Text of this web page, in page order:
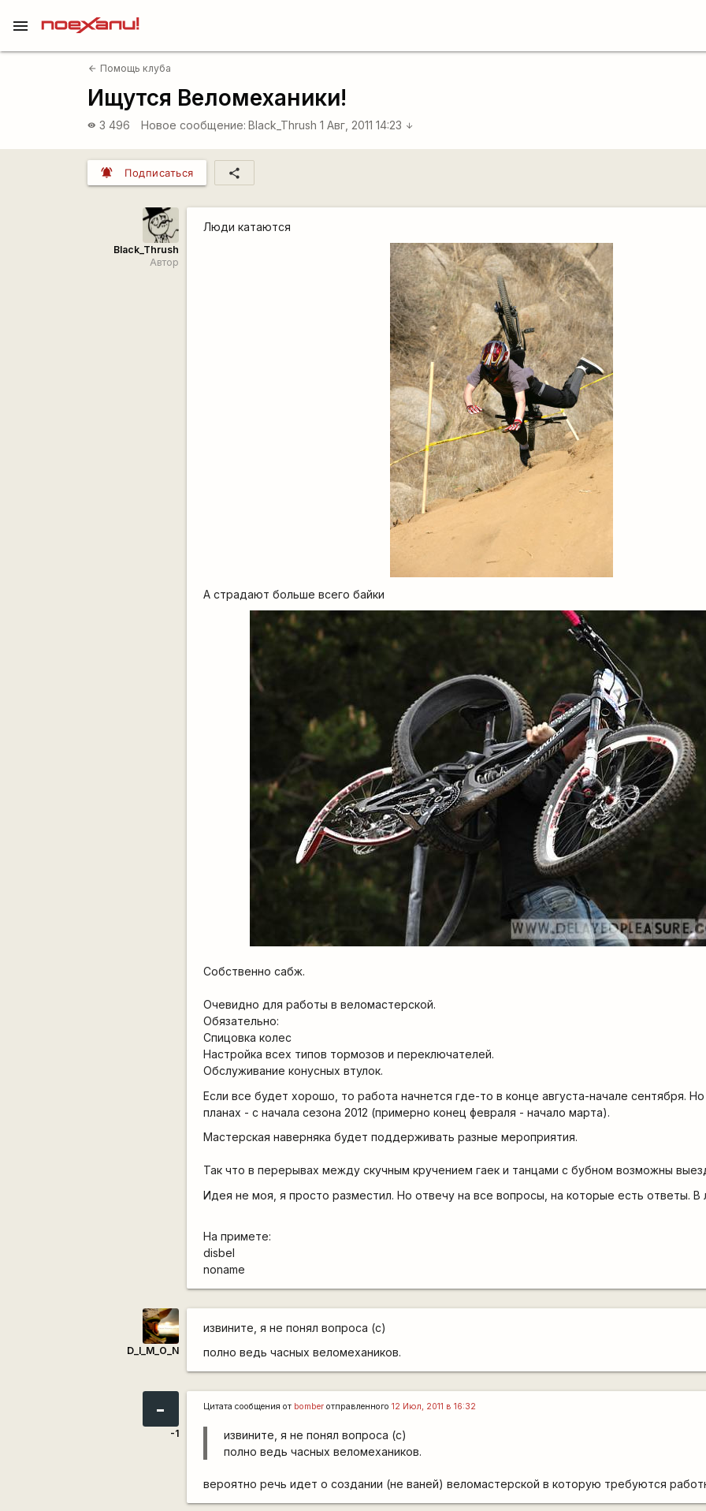
menu
arrow_back Помощь клуба
Ищутся Веломеханики!
visibility 3 496 Новое сообщение: Black_Thrush 1 Авг, 2011 14:23 arrow_downward
notifications_active Подписаться share
Black_Thrush
Автор
Люди катаются
А страдают больше всего байки
Собственно сабж.
Очевидно для работы в веломастерской.
Обязательно:
Спицовка колес
Настройка всех типов тормозов и переключателей.
Обслуживание конусных втулок.
Если все будет хорошо, то работа начнется где-то в конце августа-начале сентября.
планах - с начала сезона 2012 (примерно конец февраля - начало марта).
Мастерская наверняка будет поддерживать разные мероприятия.
Так что в перерывах между скучным кручением гаек и танцами с бубном возможны
Идея не моя, я просто разместил. Но отвечу на все вопросы, на которые есть ответы. В
На примете:
disbel
noname
D_I_M_O_N
извините, я не понял вопроса (с)
полно ведь часных веломехаников.
-
-1
Цитата сообщения от bomber отправленного12 Июл, 2011 в 16:32
извините, я не понял вопроса (с)
полно ведь часных веломехаников.
вероятно речь идет о создании (не ваней) веломастерской в которую требуются